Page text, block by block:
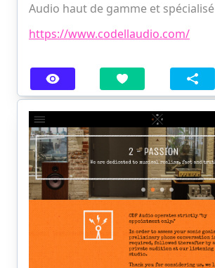
Audio haut de gamme et spécialisé
https://www.codellaudio.com/